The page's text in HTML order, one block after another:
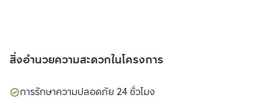
สิ่งอำนวยความสะดวกในโครงการ
การรักษาความปลอดภัย 24 ชั่วโมง